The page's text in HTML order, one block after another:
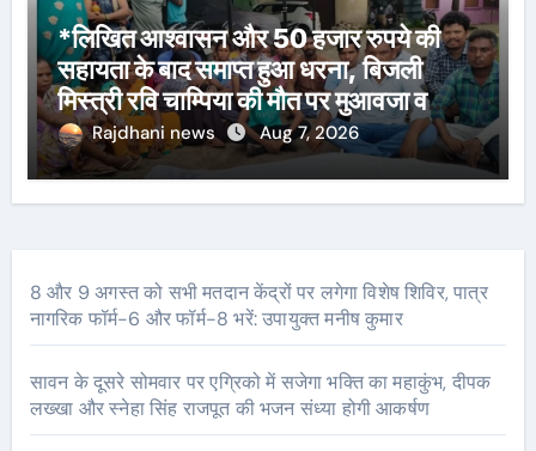
*लिखित आश्वासन और 50 हजार रुपये की
सहायता के बाद समाप्त हुआ धरना, बिजली
मिस्त्री रवि चाम्पिया की मौत पर मुआवजा व
नौकरी की मांग*
Rajdhani news Aug 7, 2026
8 और 9 अगस्त को सभी मतदान केंद्रों पर लगेगा विशेष शिविर, पात्र
नागरिक फॉर्म-6 और फॉर्म-8 भरें: उपायुक्त मनीष कुमार
सावन के दूसरे सोमवार पर एग्रिको में सजेगा भक्ति का महाकुंभ, दीपक
लख्खा और स्नेहा सिंह राजपूत की भजन संध्या होगी आकर्षण